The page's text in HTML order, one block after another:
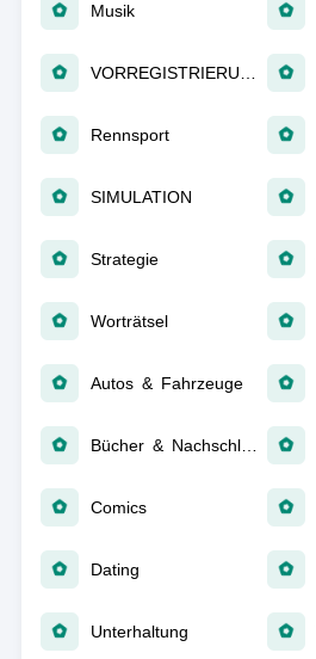
Musik
Rennsport
SIMULATION
Strategie
Worträtsel
Autos & Fahrzeuge
Bücher & Nachschlagewerke
Comics
Dating
Unterhaltung